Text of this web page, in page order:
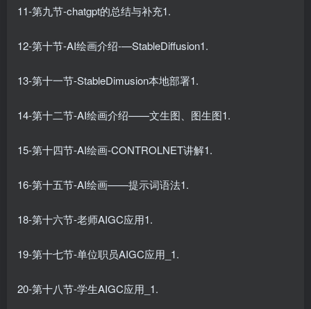
11-第九节-chatgpt的总结与补充1.
12-第十节-AI绘画介绍-—StableDiffusion1.
13-第十一节-StableDimusion本地部署1.
14-第十二节-AI绘画介绍——文生图、图生图1.
15-第十四节-AI绘画-CONTROLNET讲解1.
16-第十五节-AI绘画——提示词语法1.
18-第十六节-老师AIGC应用1.
19-第十七节-单位职员AIGC应用_1.
20-第十八节-学生AIGC应用_1.